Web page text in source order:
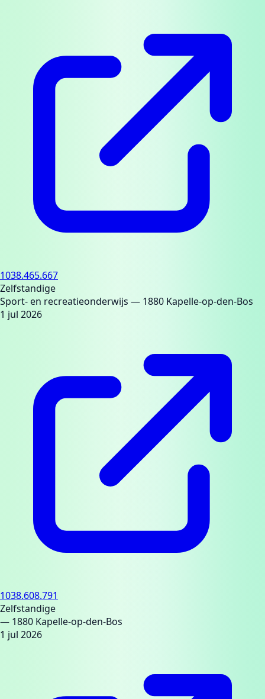
1038.465.667
Zelfstandige
Sport- en recreatieonderwijs — 1880 Kapelle-op-den-Bos
1 jul 2026
1038.608.791
Zelfstandige
— 1880 Kapelle-op-den-Bos
1 jul 2026